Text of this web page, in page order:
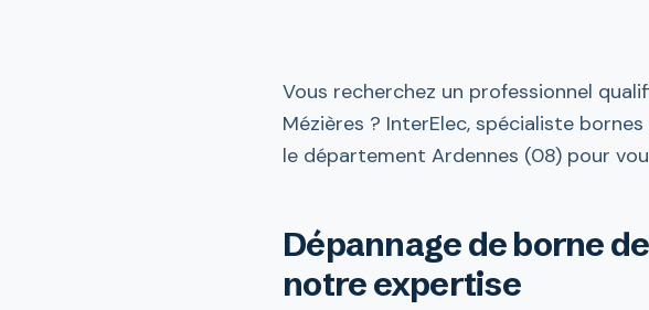
Vous recherchez un professionnel
Mézières ? InterElec, spécialiste
le département Ardennes (08) pour
Dépannage de borne
notre expertise